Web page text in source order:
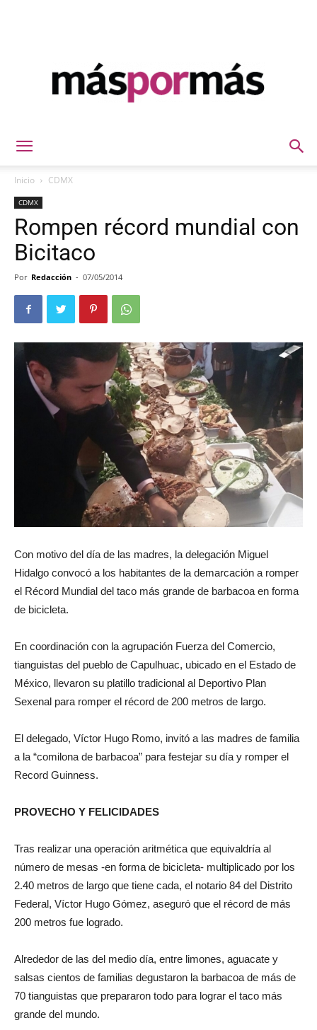
Inicio CDMX
CDMX
Rompen récord mundial con
Bicitaco
Por Redacción - 07/05/2014
Con motivo del día de las madres, la delegación Miguel
Hidalgo convocó a los habitantes de la demarcación a romper
el Récord Mundial del taco más grande de barbacoa en forma
de bicicleta.
En coordinación con la agrupación Fuerza del Comercio,
tianguistas del pueblo de Capulhuac, ubicado en el Estado de
México, llevaron su platillo tradicional al Deportivo Plan
Sexenal para romper el récord de 200 metros de largo.
El delegado, Víctor Hugo Romo, invitó a las madres de familia
a la “comilona de barbacoa” para festejar su día y romper el
Record Guinness.
PROVECHO Y FELICIDADES
Tras realizar una operación aritmética que equivaldría al
número de mesas -en forma de bicicleta- multiplicado por los
2.40 metros de largo que tiene cada, el notario 84 del Distrito
Federal, Víctor Hugo Gómez, aseguró que el récord de más
200 metros fue logrado.
Alrededor de las del medio día, entre limones, aguacate y
salsas cientos de familias degustaron la barbacoa de más de
70 tianguistas que prepararon todo para lograr el taco más
grande del mundo.